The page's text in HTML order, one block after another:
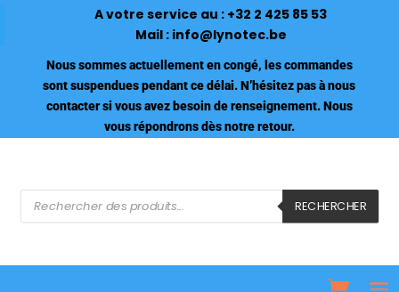
A votre service au : +32 2 425 85 53
Mail : info@lynotec.be
Nous sommes actuellement en congé, les commandes
sont suspendues pendant ce délai. N’hésitez pas à nous
contacter si vous avez besoin de renseignement. Nous
vous répondrons dès notre retour.
Recherche
de
produits
RECHERCHER